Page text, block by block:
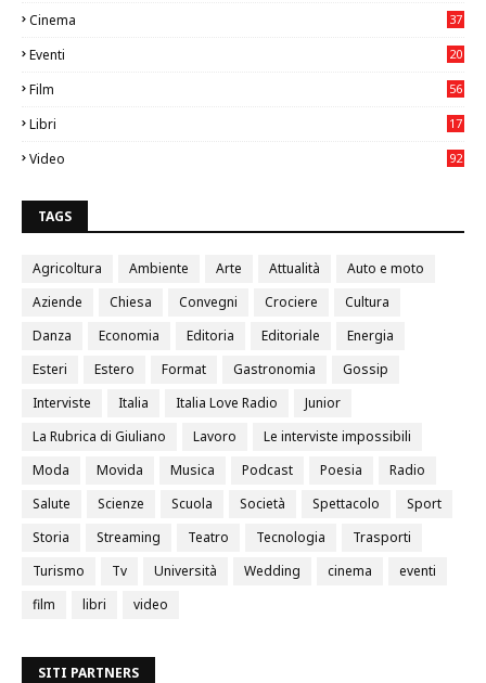
Cinema
37
Eventi
20
Film
56
Libri
17
Video
92
TAGS
Agricoltura Ambiente Arte Attualità
Auto e moto
Aziende
Chiesa Convegni Crociere
Cultura
Danza
Economia Editoria Editoriale
Energia
Esteri
Estero Format Gastronomia
Gossip
Interviste
Italia Italia Love Radio
Junior
La Rubrica di Giuliano
Lavoro
Le interviste impossibili
Moda
Movida Musica Podcast Poesia
Radio
Salute
Scienze Scuola Società Spettacolo
Sport
Storia
Streaming Teatro Tecnologia
Trasporti
Turismo
Tv Università Wedding cinema
eventi
film
libri video
SITI PARTNERS